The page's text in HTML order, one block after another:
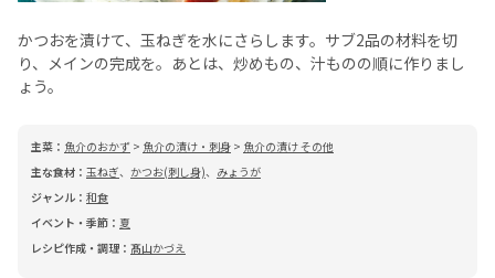
かつおを漬けて、玉ねぎを水にさらします。サブ2品の材料を切
り、メインの完成を。あとは、炒めもの、汁ものの順に作りまし
ょう。
主菜： 魚介のおかず > 魚介の漬け・刺身 > 魚介の漬け その他
主な食材： 玉ねぎ、 かつお(刺し身)、 みょうが
ジャンル： 和食
イベント・季節： 夏
レシピ作成・調理： 髙山かづえ